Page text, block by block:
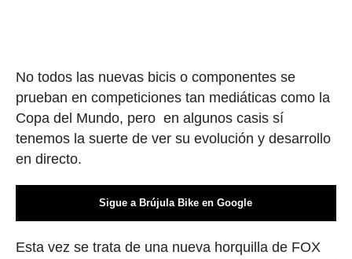
No todos las nuevas bicis o componentes se
prueban en competiciones tan mediáticas como la
Copa del Mundo, pero en algunos casis sí
tenemos la suerte de ver su evolución y desarrollo
en directo.
Sigue a Brújula Bike en Google
Esta vez se trata de una nueva horquilla de FOX